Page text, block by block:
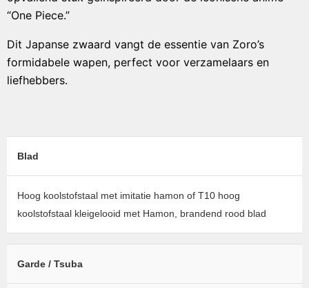
“One Piece.”
Dit Japanse zwaard vangt de essentie van Zoro’s
formidabele wapen, perfect voor verzamelaars en
liefhebbers.
Blad
Hoog koolstofstaal met imitatie hamon of T10 hoog
koolstofstaal kleigelooid met Hamon, brandend rood blad
Garde / Tsuba